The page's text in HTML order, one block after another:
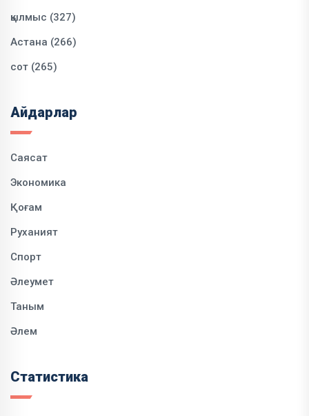
қылмыс (327)
Астана (266)
сот (265)
Айдарлар
Саясат
Экономика
Қоғам
Руханият
Спорт
Әлеумет
Таным
Әлем
Статистика